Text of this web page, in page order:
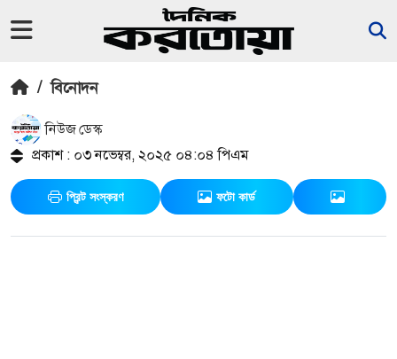
/ বিনোদন
নিউজ ডেস্ক
প্রকাশ : ০৩ নভেম্বর, ২০২৫ ০৪:০৪ পিএম
প্রিন্ট সংস্করণ ফটো কার্ড